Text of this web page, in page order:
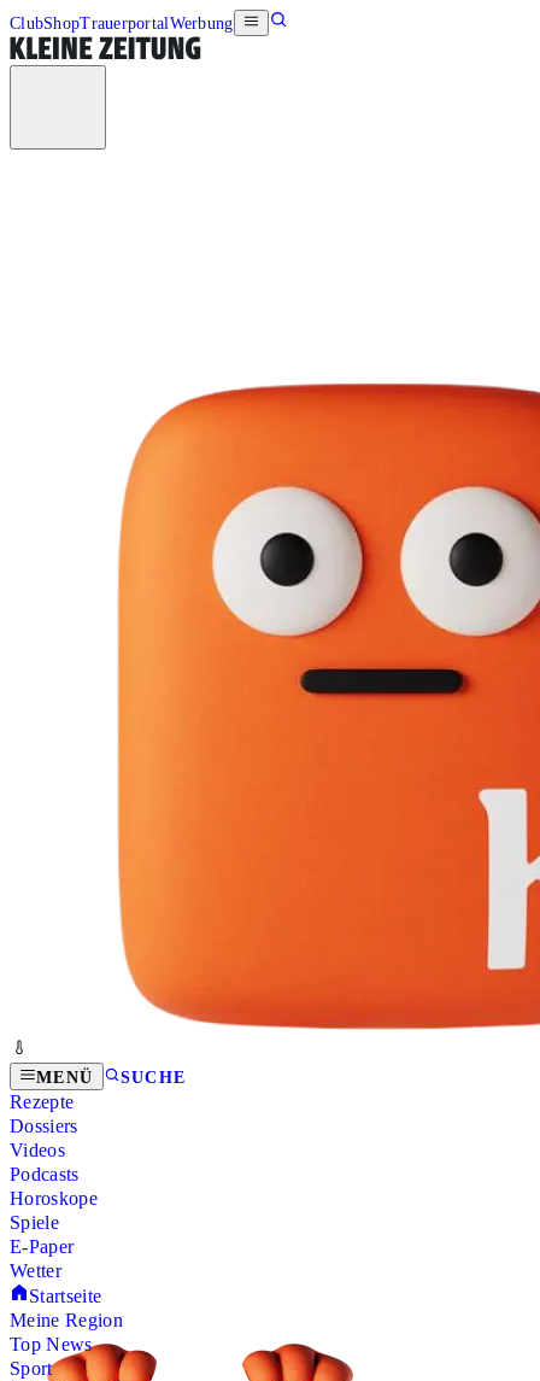
ClubShopTrauerportalWerbung
MENÜ SUCHE
Rezepte
Dossiers
Videos
Podcasts
Horoskope
Spiele
E-Paper
Wetter
Startseite
Meine Region
Top News
Sport